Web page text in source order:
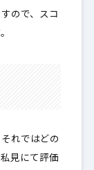
ので、スコ
れではどの
見にて評価